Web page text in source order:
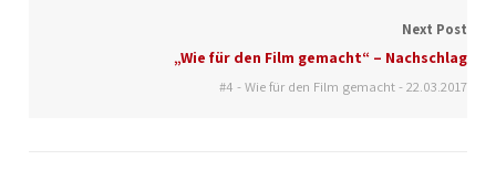
Next Post
„Wie für den Film gemacht“ – Nachschlag
#4 - Wie für den Film gemacht - 22.03.2017